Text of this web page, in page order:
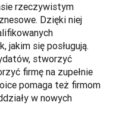
rzeczywistym
Dzięki niej
jakim się posługują.
stworzyć
firmę na zupełnie
pomaga też firmom
w nowych